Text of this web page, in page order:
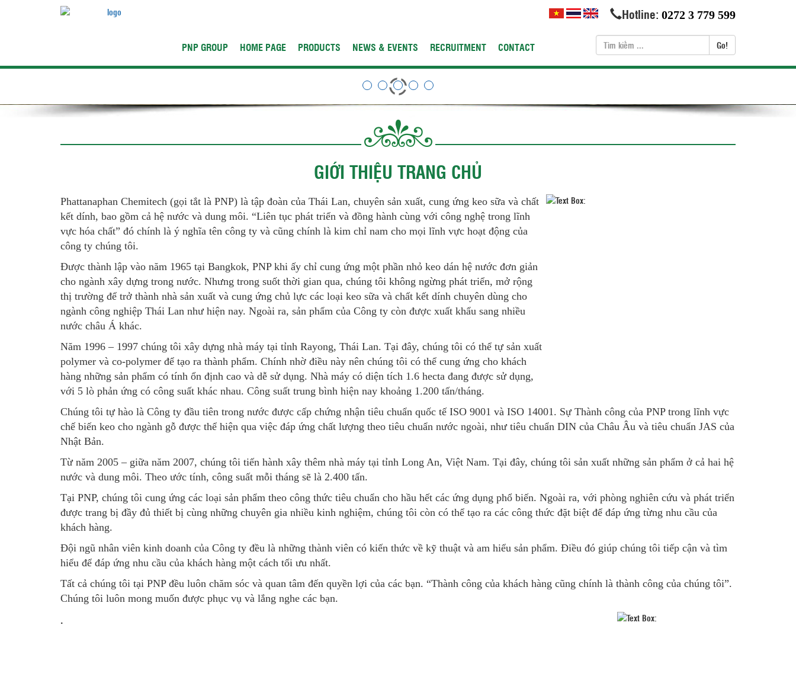
Hotline: 0272 3 779 599
PNP GROUP HOME PAGE PRODUCTS NEWS & EVENTS RECRUITMENT CONTACT Go!
GIỚI THIỆU TRANG CHỦ
Phattanaphan Chemitech (gọi tắt là PNP) là tập đoàn của Thái Lan, chuyên sản xuất, cung ứng keo sữa và chất
kết dính, bao gồm cả hệ nước và dung môi. “Liên tục phát triển và đồng hành cùng với công nghệ trong lĩnh
vực hóa chất” đó chính là ý nghĩa tên công ty và cũng chính là kim chỉ nam cho mọi lĩnh vực hoạt động của
công ty chúng tôi.
Được thành lập vào năm 1965 tại Bangkok, PNP khi ấy chỉ cung ứng một phần nhỏ keo dán hệ nước đơn giản
cho ngành xây dựng trong nước. Nhưng trong suốt thời gian qua, chúng tôi không ngừng phát triển, mở rộng
thị trường để trở thành nhà sản xuất và cung ứng chủ lực các loại keo sữa và chất kết dính chuyên dùng cho
ngành công nghiệp Thái Lan như hiện nay. Ngoài ra, sản phẩm của Công ty còn được xuất khẩu sang nhiều
nước châu Á khác.
Năm 1996 – 1997 chúng tôi xây dựng nhà máy tại tỉnh Rayong, Thái Lan. Tại đây, chúng tôi có thể tự sản xuất
polymer và co-polymer để tạo ra thành phẩm. Chính nhờ điều này nên chúng tôi có thể cung ứng cho khách
hàng những sản phẩm có tính ổn định cao và dễ sử dụng. Nhà máy có diện tích 1.6 hecta đang được sử dụng,
với 5 lò phản ứng có công suất khác nhau. Công suất trung bình hiện nay khoảng 1.200 tấn/tháng.
Chúng tôi tự hào là Công ty đầu tiên trong nước được cấp chứng nhận tiêu chuẩn quốc tế ISO 9001 và ISO 14001. Sự Thành công của PNP trong lĩnh vực
chế biến keo cho ngành gỗ được thể hiện qua việc đáp ứng chất lượng theo tiêu chuẩn nước ngoài, như tiêu chuẩn DIN của Châu Âu và tiêu chuẩn JAS của
Nhật Bản.
Từ năm 2005 – giữa năm 2007, chúng tôi tiến hành xây thêm nhà máy tại tỉnh Long An, Việt Nam. Tại đây, chúng tôi sản xuất những sản phẩm ở cả hai hệ
nước và dung môi. Theo ước tính, công suất mỗi tháng sẽ là 2.400 tấn.
Tại PNP, chúng tôi cung ứng các loại sản phẩm theo công thức tiêu chuẩn cho hầu hết các ứng dụng phổ biến. Ngoài ra, với phòng nghiên cứu và phát triển
được trang bị đầy đủ thiết bị cùng những chuyên gia nhiều kinh nghiệm, chúng tôi còn có thể tạo ra các công thức đặt biệt để đáp ứng từng nhu cầu của
khách hàng.
Đội ngũ nhân viên kinh doanh của Công ty đều là những thành viên có kiến thức về kỹ thuật và am hiểu sản phẩm. Điều đó giúp chúng tôi tiếp cận và tìm
hiểu để đáp ứng nhu cầu của khách hàng một cách tối ưu nhất.
Tất cả chúng tôi tại PNP đều luôn chăm sóc và quan tâm đến quyền lợi của các bạn. “Thành công của khách hàng cũng chính là thành công của chúng tôi”.
Chúng tôi luôn mong muốn được phục vụ và lắng nghe các bạn.